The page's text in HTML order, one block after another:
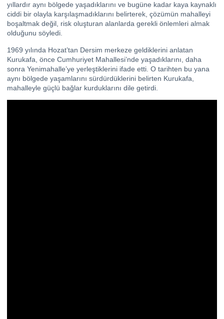
yıllardır aynı bölgede yaşadıklarını ve bugüne kadar kaya kaynaklı
ciddi bir olayla karşılaşmadıklarını belirterek, çözümün mahalleyi
boşaltmak değil, risk oluşturan alanlarda gerekli önlemleri almak
olduğunu söyledi.
1969 yılında Hozat’tan Dersim merkeze geldiklerini anlatan
Kurukafa, önce Cumhuriyet Mahallesi’nde yaşadıklarını, daha
sonra Yenimahalle’ye yerleştiklerini ifade etti. O tarihten bu yana
aynı bölgede yaşamlarını sürdürdüklerini belirten Kurukafa,
mahalleyle güçlü bağlar kurduklarını dile getirdi.